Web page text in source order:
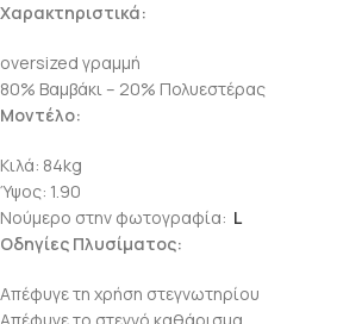
Χαρακτηριστικά:
oversized γραμμή
80% Βαμβάκι – 20% Πολυεστέρας
Μοντέλο:
Κιλά: 84kg
Ύψος: 1.90
Νούμερο στην φωτογραφία: L
Οδηγίες Πλυσίματος:
Απέφυγε τη χρήση στεγνωτηρίου